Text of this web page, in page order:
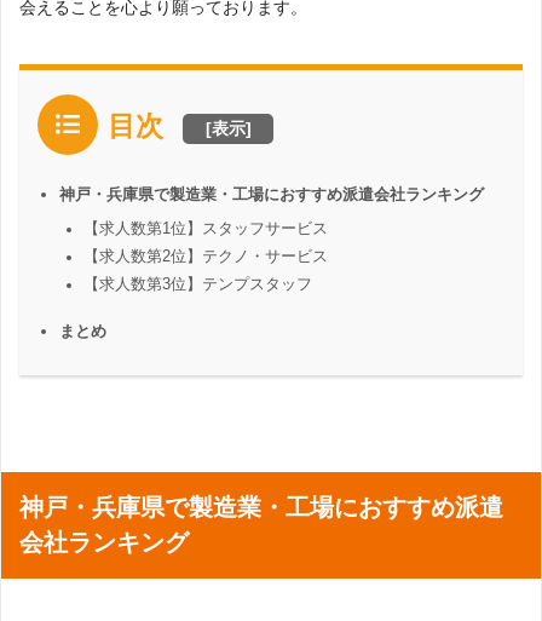
会えることを心より願っております。
目次 [表示]
神戸・兵庫県で製造業・工場におすすめ派遣会社ランキング
【求人数第1位】スタッフサービス
【求人数第2位】テクノ・サービス
【求人数第3位】テンプスタッフ
まとめ
神戸・兵庫県で製造業・工場におすすめ派遣
会社ランキング